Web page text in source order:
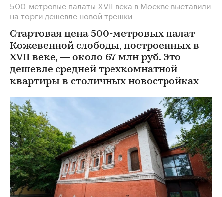
500-метровые палаты XVII века в Москве выставили
на торги дешевле новой трешки
Стартовая цена 500-метровых палат
Кожевенной слободы, построенных в
XVII веке, — около 67 млн руб. Это
дешевле средней трехкомнатной
квартиры в столичных новостройках